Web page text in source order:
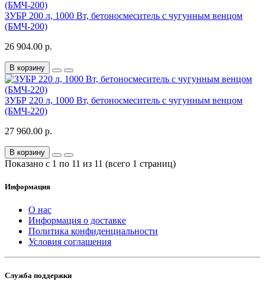
ЗУБР 200 л, 1000 Вт, бетоносмеситель с чугунным венцом
(БМЧ-200)
26 904.00 р.
В корзину
ЗУБР 220 л, 1000 Вт, бетоносмеситель с чугунным венцом
(БМЧ-220)
27 960.00 р.
В корзину
Показано с 1 по 11 из 11 (всего 1 страниц)
Информация
О нас
Информация о доставке
Политика конфиденциальности
Условия соглашения
Служба поддержки